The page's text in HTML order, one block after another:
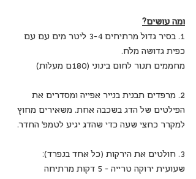
ומה עושים?
1. בסיר גדול מרתיחים 3-4 ליטר מים עם עם
כפית גדושה מלח.
מחממים תנור לחום בינוני (180ם מעלות)
2. מרפדים תבנית בנייר אפייה ומסדרים את
הפילטים של הדג בשכבה אחת. משאירים מחוץ
למקרר כחצי שעה כדי שהדג יגיע לטמפ' החדר.
3. חולטים את הירקות (כל אחד בנפרד):
שעועית ירוקה טרייה - 5 דקות מרתיחה